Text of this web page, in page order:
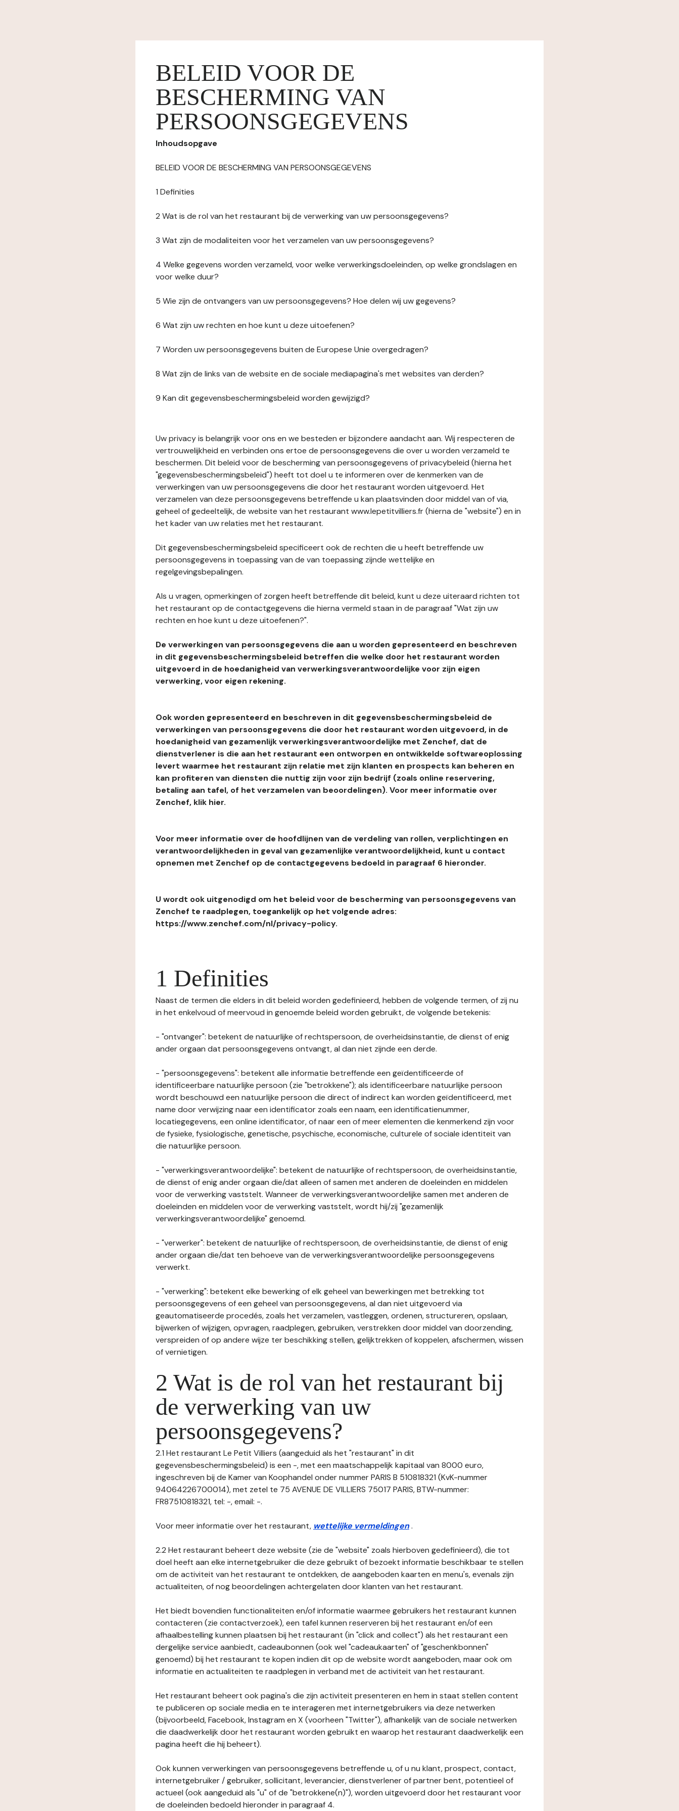
BELEID VOOR DE
BESCHERMING VAN
PERSOONSGEGEVENS
Inhoudsopgave
BELEID VOOR DE BESCHERMING VAN PERSOONSGEGEVENS
1 Definities
2 Wat is de rol van het restaurant bij de verwerking van uw persoonsgegevens?
3 Wat zijn de modaliteiten voor het verzamelen van uw persoonsgegevens?
4 Welke gegevens worden verzameld, voor welke verwerkingsdoeleinden, op welke grondslagen en
voor welke duur?
5 Wie zijn de ontvangers van uw persoonsgegevens? Hoe delen wij uw gegevens?
6 Wat zijn uw rechten en hoe kunt u deze uitoefenen?
7 Worden uw persoonsgegevens buiten de Europese Unie overgedragen?
8 Wat zijn de links van de website en de sociale mediapagina's met websites van derden?
9 Kan dit gegevensbeschermingsbeleid worden gewijzigd?
Uw privacy is belangrijk voor ons en we besteden er bijzondere aandacht aan. Wij respecteren de
vertrouwelijkheid en verbinden ons ertoe de persoonsgegevens die over u worden verzameld te
beschermen. Dit beleid voor de bescherming van persoonsgegevens of privacybeleid (hierna het
"gegevensbeschermingsbeleid") heeft tot doel u te informeren over de kenmerken van de
verwerkingen van uw persoonsgegevens die door het restaurant worden uitgevoerd. Het
verzamelen van deze persoonsgegevens betreffende u kan plaatsvinden door middel van of via,
geheel of gedeeltelijk, de website van het restaurant www.lepetitvilliers.fr (hierna de "website") en in
het kader van uw relaties met het restaurant.
Dit gegevensbeschermingsbeleid specificeert ook de rechten die u heeft betreffende uw
persoonsgegevens in toepassing van de van toepassing zijnde wettelijke en
regelgevingsbepalingen.
Als u vragen, opmerkingen of zorgen heeft betreffende dit beleid, kunt u deze uiteraard richten tot
het restaurant op de contactgegevens die hierna vermeld staan in de paragraaf "Wat zijn uw
rechten en hoe kunt u deze uitoefenen?".
De verwerkingen van persoonsgegevens die aan u worden gepresenteerd en beschreven
in dit gegevensbeschermingsbeleid betreffen die welke door het restaurant worden
uitgevoerd in de hoedanigheid van verwerkingsverantwoordelijke voor zijn eigen
verwerking, voor eigen rekening.
Ook worden gepresenteerd en beschreven in dit gegevensbeschermingsbeleid de
verwerkingen van persoonsgegevens die door het restaurant worden uitgevoerd, in de
hoedanigheid van gezamenlijk verwerkingsverantwoordelijke met Zenchef, dat de
dienstverlener is die aan het restaurant een ontworpen en ontwikkelde softwareoplossing
levert waarmee het restaurant zijn relatie met zijn klanten en prospects kan beheren en
kan profiteren van diensten die nuttig zijn voor zijn bedrijf (zoals online reservering,
betaling aan tafel, of het verzamelen van beoordelingen). Voor meer informatie over
Zenchef, klik hier.
Voor meer informatie over de hoofdlijnen van de verdeling van rollen, verplichtingen en
verantwoordelijkheden in geval van gezamenlijke verantwoordelijkheid, kunt u contact
opnemen met Zenchef op de contactgegevens bedoeld in paragraaf 6 hieronder.
U wordt ook uitgenodigd om het beleid voor de bescherming van persoonsgegevens van
Zenchef te raadplegen, toegankelijk op het volgende adres:
https://www.zenchef.com/nl/privacy-policy.
1 Definities
Naast de termen die elders in dit beleid worden gedefinieerd, hebben de volgende termen, of zij nu
in het enkelvoud of meervoud in genoemde beleid worden gebruikt, de volgende betekenis:
- "ontvanger": betekent de natuurlijke of rechtspersoon, de overheidsinstantie, de dienst of enig
ander orgaan dat persoonsgegevens ontvangt, al dan niet zijnde een derde.
- "persoonsgegevens": betekent alle informatie betreffende een geïdentificeerde of
identificeerbare natuurlijke persoon (zie "betrokkene"); als identificeerbare natuurlijke persoon
wordt beschouwd een natuurlijke persoon die direct of indirect kan worden geïdentificeerd, met
name door verwijzing naar een identificator zoals een naam, een identificatienummer,
locatiegegevens, een online identificator, of naar een of meer elementen die kenmerkend zijn voor
de fysieke, fysiologische, genetische, psychische, economische, culturele of sociale identiteit van
die natuurlijke persoon.
- "verwerkingsverantwoordelijke": betekent de natuurlijke of rechtspersoon, de overheidsinstantie,
de dienst of enig ander orgaan die/dat alleen of samen met anderen de doeleinden en middelen
voor de verwerking vaststelt. Wanneer de verwerkingsverantwoordelijke samen met anderen de
doeleinden en middelen voor de verwerking vaststelt, wordt hij/zij "gezamenlijk
verwerkingsverantwoordelijke" genoemd.
- "verwerker": betekent de natuurlijke of rechtspersoon, de overheidsinstantie, de dienst of enig
ander orgaan die/dat ten behoeve van de verwerkingsverantwoordelijke persoonsgegevens
verwerkt.
- "verwerking": betekent elke bewerking of elk geheel van bewerkingen met betrekking tot
persoonsgegevens of een geheel van persoonsgegevens, al dan niet uitgevoerd via
geautomatiseerde procedés, zoals het verzamelen, vastleggen, ordenen, structureren, opslaan,
bijwerken of wijzigen, opvragen, raadplegen, gebruiken, verstrekken door middel van doorzending,
verspreiden of op andere wijze ter beschikking stellen, gelijktrekken of koppelen, afschermen, wissen
of vernietigen.
2 Wat is de rol van het restaurant bij
de verwerking van uw
persoonsgegevens?
2.1 Het restaurant Le Petit Villiers (aangeduid als het "restaurant" in dit
gegevensbeschermingsbeleid) is een -, met een maatschappelijk kapitaal van 8000 euro,
ingeschreven bij de Kamer van Koophandel onder nummer PARIS B 510818321 (KvK-nummer
94064226700014), met zetel te 75 AVENUE DE VILLIERS 75017 PARIS, BTW-nummer:
FR87510818321, tel: -, email: -.
Voor meer informatie over het restaurant, wettelijke vermeldingen.
2.2 Het restaurant beheert deze website (zie de "website" zoals hierboven gedefinieerd), die tot
doel heeft aan elke internetgebruiker die deze gebruikt of bezoekt informatie beschikbaar te stellen
om de activiteit van het restaurant te ontdekken, de aangeboden kaarten en menu's, evenals zijn
actualiteiten, of nog beoordelingen achtergelaten door klanten van het restaurant.
Het biedt bovendien functionaliteiten en/of informatie waarmee gebruikers het restaurant kunnen
contacteren (zie contactverzoek), een tafel kunnen reserveren bij het restaurant en/of een
afhaalbestelling kunnen plaatsen bij het restaurant (in "click and collect") als het restaurant een
dergelijke service aanbiedt, cadeaubonnen (ook wel "cadeaukaarten" of "geschenkbonnen"
genoemd) bij het restaurant te kopen indien dit op de website wordt aangeboden, maar ook om
informatie en actualiteiten te raadplegen in verband met de activiteit van het restaurant.
Het restaurant beheert ook pagina's die zijn activiteit presenteren en hem in staat stellen content
te publiceren op sociale media en te interageren met internetgebruikers via deze netwerken
(bijvoorbeeld, Facebook, Instagram en X (voorheen "Twitter"), afhankelijk van de sociale netwerken
die daadwerkelijk door het restaurant worden gebruikt en waarop het restaurant daadwerkelijk een
pagina heeft die hij beheert).
Ook kunnen verwerkingen van persoonsgegevens betreffende u, of u nu klant, prospect, contact,
internetgebruiker / gebruiker, sollicitant, leverancier, dienstverlener of partner bent, potentieel of
actueel (ook aangeduid als "u" of de "betrokkene(n)"), worden uitgevoerd door het restaurant voor
de doeleinden bedoeld hieronder in paragraaf 4.